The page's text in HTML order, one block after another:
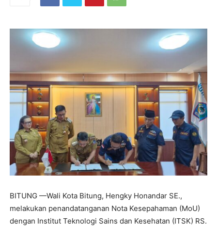
BITUNG —Wali Kota Bitung, Hengky Honandar SE.,
melakukan penandatanganan Nota Kesepahaman (MoU)
dengan Institut Teknologi Sains dan Kesehatan (ITSK) RS.